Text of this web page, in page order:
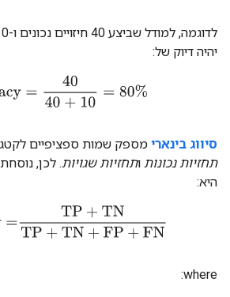
יהיה דיוק של:
40 + 10
סיווג בינארי מספק שמות ספציפיים
תחזיות נכונות ותחזיות שגויות. לכן, נוסחת
היא:
TP+TN +FP+
where: